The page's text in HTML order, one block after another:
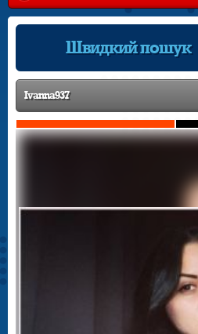
Швидкий пошук
Ivanna937